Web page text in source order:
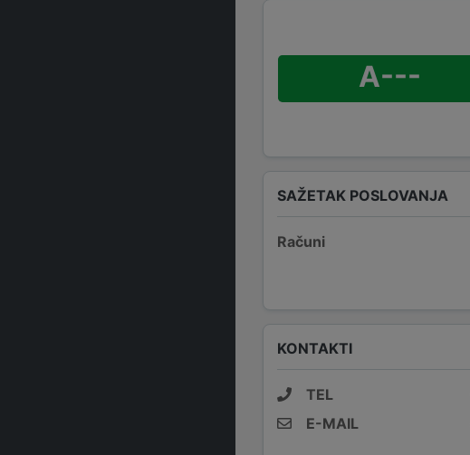
A---
SAŽETAK POSLOVANJA
Računi
KONTAKTI
TEL
E-MAIL